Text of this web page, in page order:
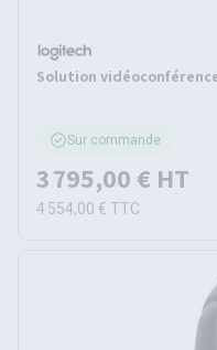
Solution
Sur commande
3 795,00 € HT
4 554,00 € TTC